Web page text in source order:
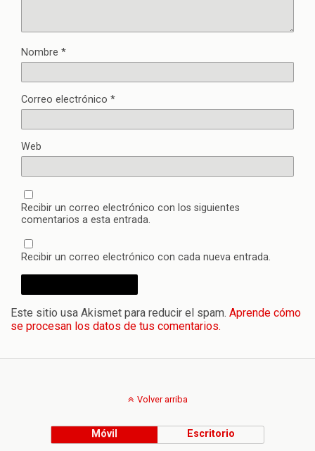
Nombre *
Correo electrónico *
Web
Recibir un correo electrónico con los siguientes
comentarios a esta entrada.
Recibir un correo electrónico con cada nueva entrada.
Este sitio usa Akismet para reducir el spam. Aprende cómo
se procesan los datos de tus comentarios.
Volver arriba
Móvil Escritorio